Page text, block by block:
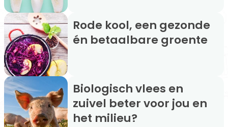
Rode kool, een gezonde
én betaalbare groente
Biologisch vlees en
zuivel beter voor jou en
het milieu?